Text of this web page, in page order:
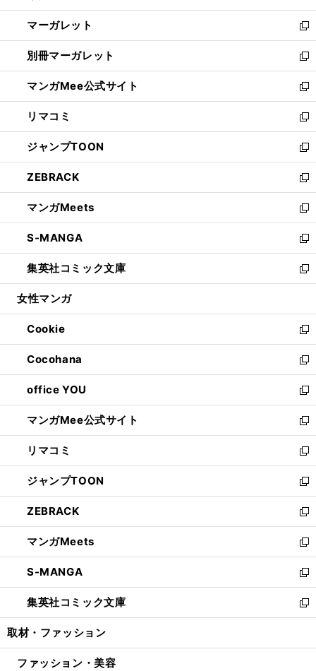
開
く
ウ
で
開
く
ン
ド
ウ
で
開
く
し
い
ウ
ィ
ン
ド
ウ
で
開
く
マーガレット
新
し
い
ウ
ィ
ン
ド
ウ
で
開
く
別冊マーガレット
新
し
い
ウ
ィ
ン
ド
ウ
で
開
く
マンガMee公式サイト
新
し
い
ウ
ィ
ン
ド
ウ
で
開
く
リマコミ
新
し
い
ウ
ィ
ン
ド
ウ
で
開
く
ジャンプTOON
新
し
い
ウ
ィ
ン
ド
ウ
で
開
ZEBRACK
新
し
い
ウ
ィ
ン
ド
ウ
開
く
マンガMeets
新
し
い
ウ
ィ
ン
ウ
で
開
く
S-MANGA
新
し
い
ウ
ン
ド
ウ
で
開
く
集英社コミック文庫
新
し
ウ
ィ
ン
ド
ウ
で
開
く
女性マンガ
Cookie
新
し
い
ウ
ィ
ン
ド
ウ
で
開
く
Cocohana
新
し
い
ウ
ィ
ン
ド
ウ
で
開
く
office YOU
新
し
い
ウ
ィ
ン
ド
ウ
で
開
く
マンガMee公式サイト
新
し
い
ウ
ィ
ン
ド
ウ
で
開
く
リマコミ
新
し
い
ウ
ィ
ン
ド
ウ
で
開
く
ジャンプTOON
新
し
い
ウ
ィ
ン
ド
ウ
で
開
ZEBRACK
新
し
い
ウ
ィ
ン
ド
ウ
開
マンガMeets
新
し
い
ウ
ィ
ン
ウ
S-MANGA
新
し
い
ウ
ン
集英社コミック文庫
新
し
ウ
取材・ファッション
ファッション・美容